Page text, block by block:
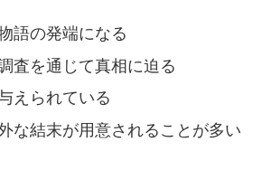
語の発端になる
査を通じて真相に迫る
えられている
な結末が用意されることが多い